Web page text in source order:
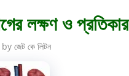
লক্ষণ ও প্রতিকার
by জেট কে লিটন